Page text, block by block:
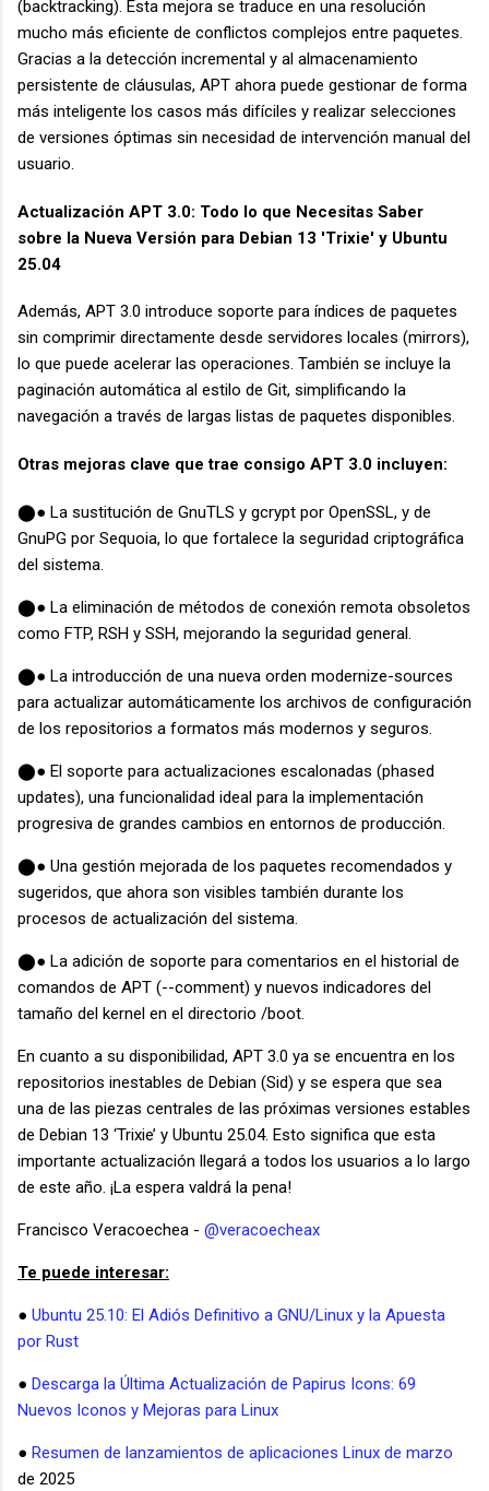
(backtracking). Esta mejora se traduce en una resolución
mucho más eficiente de conflictos complejos entre paquetes.
Gracias a la detección incremental y al almacenamiento
persistente de cláusulas, APT ahora puede gestionar de forma
más inteligente los casos más difíciles y realizar selecciones
de versiones óptimas sin necesidad de intervención manual del
usuario.
Actualización APT 3.0: Todo lo que Necesitas Saber
sobre la Nueva Versión para Debian 13 'Trixie' y Ubuntu
25.04
Además, APT 3.0 introduce soporte para índices de paquetes
sin comprimir directamente desde servidores locales (mirrors),
lo que puede acelerar las operaciones. También se incluye la
paginación automática al estilo de Git, simplificando la
navegación a través de largas listas de paquetes disponibles.
Otras mejoras clave que trae consigo APT 3.0 incluyen:
⬤● La sustitución de GnuTLS y gcrypt por OpenSSL, y de
GnuPG por Sequoia, lo que fortalece la seguridad criptográfica
del sistema.
⬤● La eliminación de métodos de conexión remota obsoletos
como FTP, RSH y SSH, mejorando la seguridad general.
⬤● La introducción de una nueva orden modernize-sources
para actualizar automáticamente los archivos de configuración
de los repositorios a formatos más modernos y seguros.
⬤● El soporte para actualizaciones escalonadas (phased
updates), una funcionalidad ideal para la implementación
progresiva de grandes cambios en entornos de producción.
⬤● Una gestión mejorada de los paquetes recomendados y
sugeridos, que ahora son visibles también durante los
procesos de actualización del sistema.
⬤● La adición de soporte para comentarios en el historial de
comandos de APT (--comment) y nuevos indicadores del
tamaño del kernel en el directorio /boot.
En cuanto a su disponibilidad, APT 3.0 ya se encuentra en los
repositorios inestables de Debian (Sid) y se espera que sea
una de las piezas centrales de las próximas versiones estables
de Debian 13 ‘Trixie’ y Ubuntu 25.04. Esto significa que esta
importante actualización llegará a todos los usuarios a lo largo
de este año. ¡La espera valdrá la pena!
Francisco Veracoechea - @veracoecheax
Te puede interesar:
● Ubuntu 25.10: El Adiós Definitivo a GNU/Linux y la Apuesta
por Rust
● Descarga la Última Actualización de Papirus Icons: 69
Nuevos Iconos y Mejoras para Linux
● Resumen de lanzamientos de aplicaciones Linux de marzo
de 2025